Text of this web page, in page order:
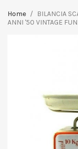
Home
BILANCIA
ANNI '50 VINTAGE